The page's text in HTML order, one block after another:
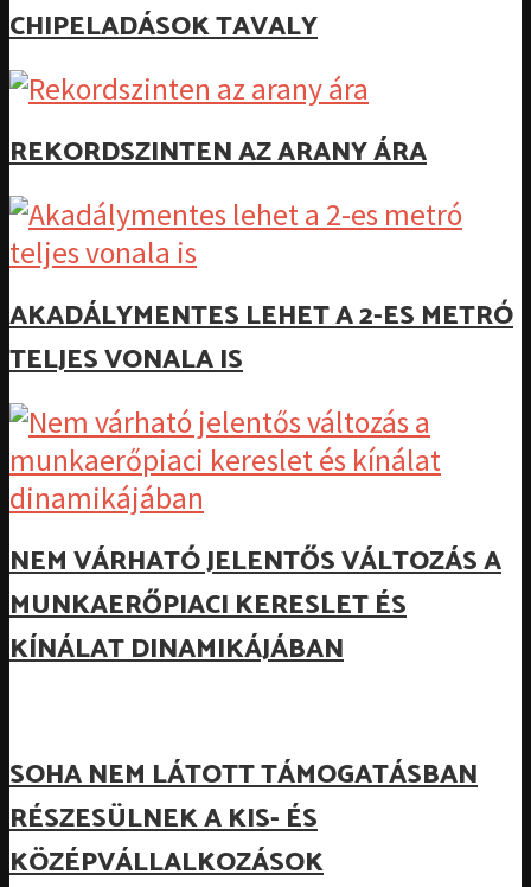
CHIPELADÁSOK TAVALY
REKORDSZINTEN AZ ARANY ÁRA
AKADÁLYMENTES LEHET A 2-ES METRÓ
TELJES VONALA IS
NEM VÁRHATÓ JELENTŐS VÁLTOZÁS A
MUNKAERŐPIACI KERESLET ÉS
KÍNÁLAT DINAMIKÁJÁBAN
SOHA NEM LÁTOTT TÁMOGATÁSBAN
RÉSZESÜLNEK A KIS- ÉS
KÖZÉPVÁLLALKOZÁSOK